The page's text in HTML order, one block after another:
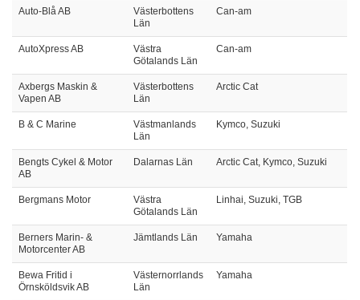
Auto-Blå AB
Västerbottens
Län
Can-am
AutoXpress AB
Västra
Götalands Län
Can-am
Axbergs Maskin &
Vapen AB
Västerbottens
Län
Arctic Cat
B & C Marine
Västmanlands
Län
Kymco, Suzuki
Bengts Cykel & Motor
AB
Dalarnas Län Arctic Cat, Kymco, Suzuki
Bergmans Motor
Västra
Götalands Län
Linhai, Suzuki, TGB
Berners Marin- &
Motorcenter AB
Jämtlands Län Yamaha
Bewa Fritid i
Örnsköldsvik AB
Västernorrlands
Län
Yamaha